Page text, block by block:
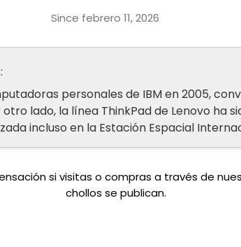
Since febrero 11, 2026
personales de IBM en 2005,
lado, la línea ThinkPad de Lenovo ha
incluso en la Estación Espacial
si visitas o compras a través de
chollos se publican.